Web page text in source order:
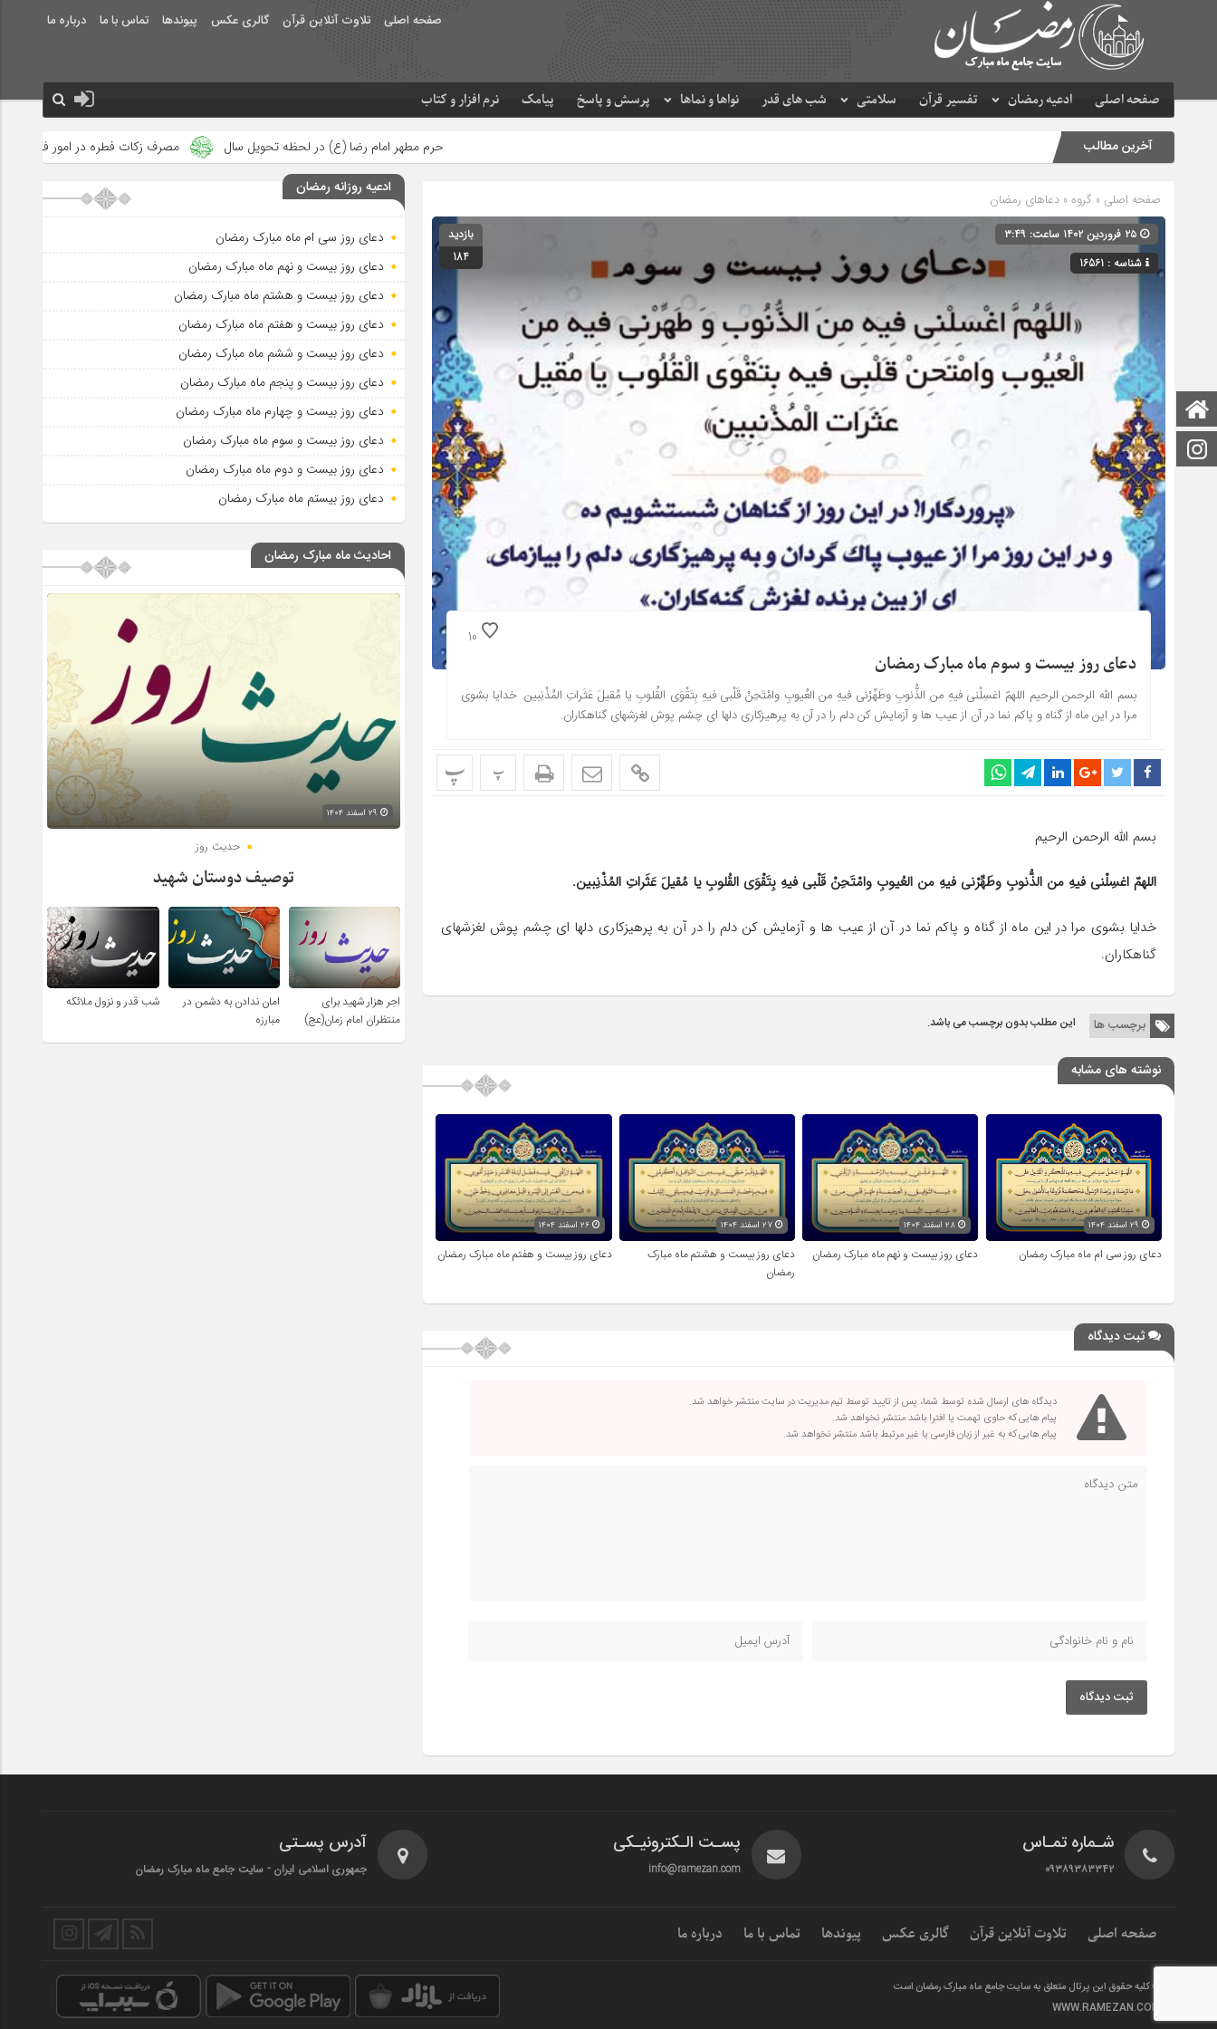
صفحه اصلی تلاوت آنلاین قرآن گالری عکس پیوندها تماس با ما درباره ما
صفحه اصلی ادعیه رمضان تفسیر قرآن سلامتی شب های قدر نواها و نماها پرسش و پاسخ پیامک نرم افزار و کتاب
صفحه اصلی
اینستاگرام
آخرین مطالب حرم مطهر امام رضا (ع) در لحظه تحویل سال مصرف زکات فطره در امور فرهنگی جلوه‌های بزرگ
صفحه اصلی » گروه » دعاهای رمضان
شناسه : 16561
بازدید
184
10
دعای روز بیست و سوم ماه مبارک رمضان
بسم الله الرحمن الرحیم اللهمّ اغسِلْنی فیهِ من الذُّنوبِ وطَهِّرْنی فیهِ من العُیوبِ وامْتَحِنْ قَلْبی فیهِ بِتَقْوَى القُلوبِ یا مُقیلَ عَثَراتِ المُذْنِبین. خدایا بشوى
مرا در این ماه از گناه و پاکم نما در آن از عیب ها و آزمایش کن دلم را در آن به پرهیزکارى دلها اى چشم پوش لغزشهاى گناهکاران.
پ پ
بسم الله الرحمن الرحیم
اللهمّ اغسِلْنی فیهِ من الذُّنوبِ وطَهِّرْنی فیهِ من العُیوبِ وامْتَحِنْ قَلْبی فیهِ بِتَقْوَى القُلوبِ یا مُقیلَ عَثَراتِ المُذْنِبین.
خدایا بشوى مرا در این ماه از گناه و پاکم نما در آن از عیب ها و آزمایش کن دلم را در آن به پرهیزکارى دلها اى چشم پوش لغزشهاى
گناهکاران.
برچسب ها این مطلب بدون برچسب می باشد.
نوشته های مشابه
دعای روز سی ام ماه مبارک رمضان
۲۸ اسفند ۱۴۰۴
دعای روز بیست و نهم ماه مبارک رمضان
۲۷ اسفند ۱۴۰۴
دعای روز بیست و هشتم ماه مبارک
رمضان
۲۶ اسفند ۱۴۰۴
دعای روز بیست و هفتم ماه مبارک رمضان
ثبت دیدگاه
دیدگاه های ارسال شده توسط شما، پس از تایید توسط تیم مدیریت در سایت منتشر خواهد شد.
پیام هایی که حاوی تهمت یا افترا باشد منتشر نخواهد شد.
پیام هایی که به غیر از زبان فارسی یا غیر مرتبط باشد منتشر نخواهد شد.
ثبت دیدگاه
ادعیه روزانه رمضان
دعای روز سی ام ماه مبارک رمضان
دعای روز بیست و نهم ماه مبارک رمضان
دعای روز بیست و هشتم ماه مبارک رمضان
دعای روز بیست و هفتم ماه مبارک رمضان
دعای روز بیست و ششم ماه مبارک رمضان
دعای روز بیست و پنجم ماه مبارک رمضان
دعای روز بیست و چهارم ماه مبارک رمضان
دعای روز بیست و سوم ماه مبارک رمضان
دعای روز بیست و دوم ماه مبارک رمضان
دعای روز بیستم ماه مبارک رمضان
احادیث ماه مبارک رمضان
حدیث روز
توصیف دوستان شهید
اجر هزار شهید برای
منتظران امام زمان(عج)
امان ندادن به دشمن در
مبارزه
شب قدر و نزول ملائکه
شـماره تمـاس
۰۹۳۸۹۳۸۳۳۴۲
پسـت الـکترونیـکی
info@ramezan.com
آدرس پسـتی
جمهوری اسلامی ایران - سایت جامع ماه مبارک رمضان
صفحه اصلی تلاوت آنلاین قرآن گالری عکس پیوندها تماس با ما درباره ما
© کلیه حقوق این پرتال متعلق به سایت جامع ماه مبارک رمضان است
WWW.RAMEZAN.COM